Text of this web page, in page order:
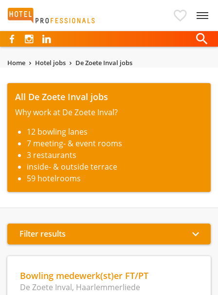
Hotelprofessionals
Home Hotel jobs De Zoete Inval jobs
All De Zoete Inval jobs
Why work at De Zoete Inval?
12 bowling lanes
7 meeting- & event rooms
3 restaurants
inside- & outside terrace
59 hotelrooms
Filter results
Bowling medewerk(st)er FT/PT
De Zoete Inval, Haarlemmerliede